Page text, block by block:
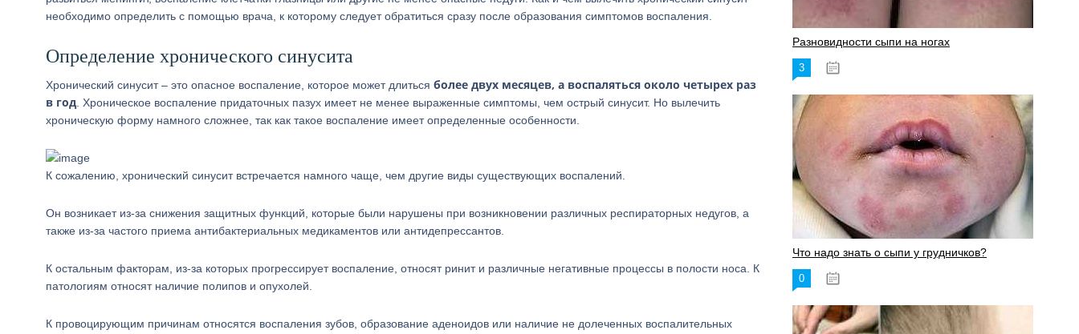
необходимо определить с помощью врача, к которому следует обратиться сразу после образования симптомов воспаления.
Определение хронического синусита
Хронический синусит – это опасное воспаление, которое может длиться более двух месяцев, а воспаляться около четырех раз
в год . Хроническое воспаление придаточных пазух имеет не менее выраженные симптомы, чем острый синусит. Но вылечить
хроническую форму намного сложнее, так как такое воспаление имеет определенные особенности.
К сожалению, хронический синусит встречается намного чаще, чем другие виды существующих воспалений.
Он возникает из-за снижения защитных функций, которые были нарушены при возникновении различных респираторных недугов, а
также из-за частого приема антибактериальных медикаментов или антидепрессантов.
К остальным факторам, из-за которых прогрессирует воспаление, относят ринит и различные негативные процессы в полости носа. К
патологиям относят наличие полипов и опухолей.
К провоцирующим причинам относятся воспаления зубов, образование аденоидов или наличие не долеченных воспалительных
Разновидности сыпи на ногах
3
Что надо знать о сыпи у грудничков?
0